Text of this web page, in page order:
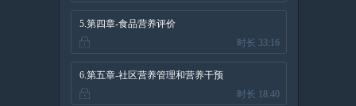
5.第四章-食品营养评价
时长 33:16
6.第五章-社区营养管理和营养干预
时长 18:40